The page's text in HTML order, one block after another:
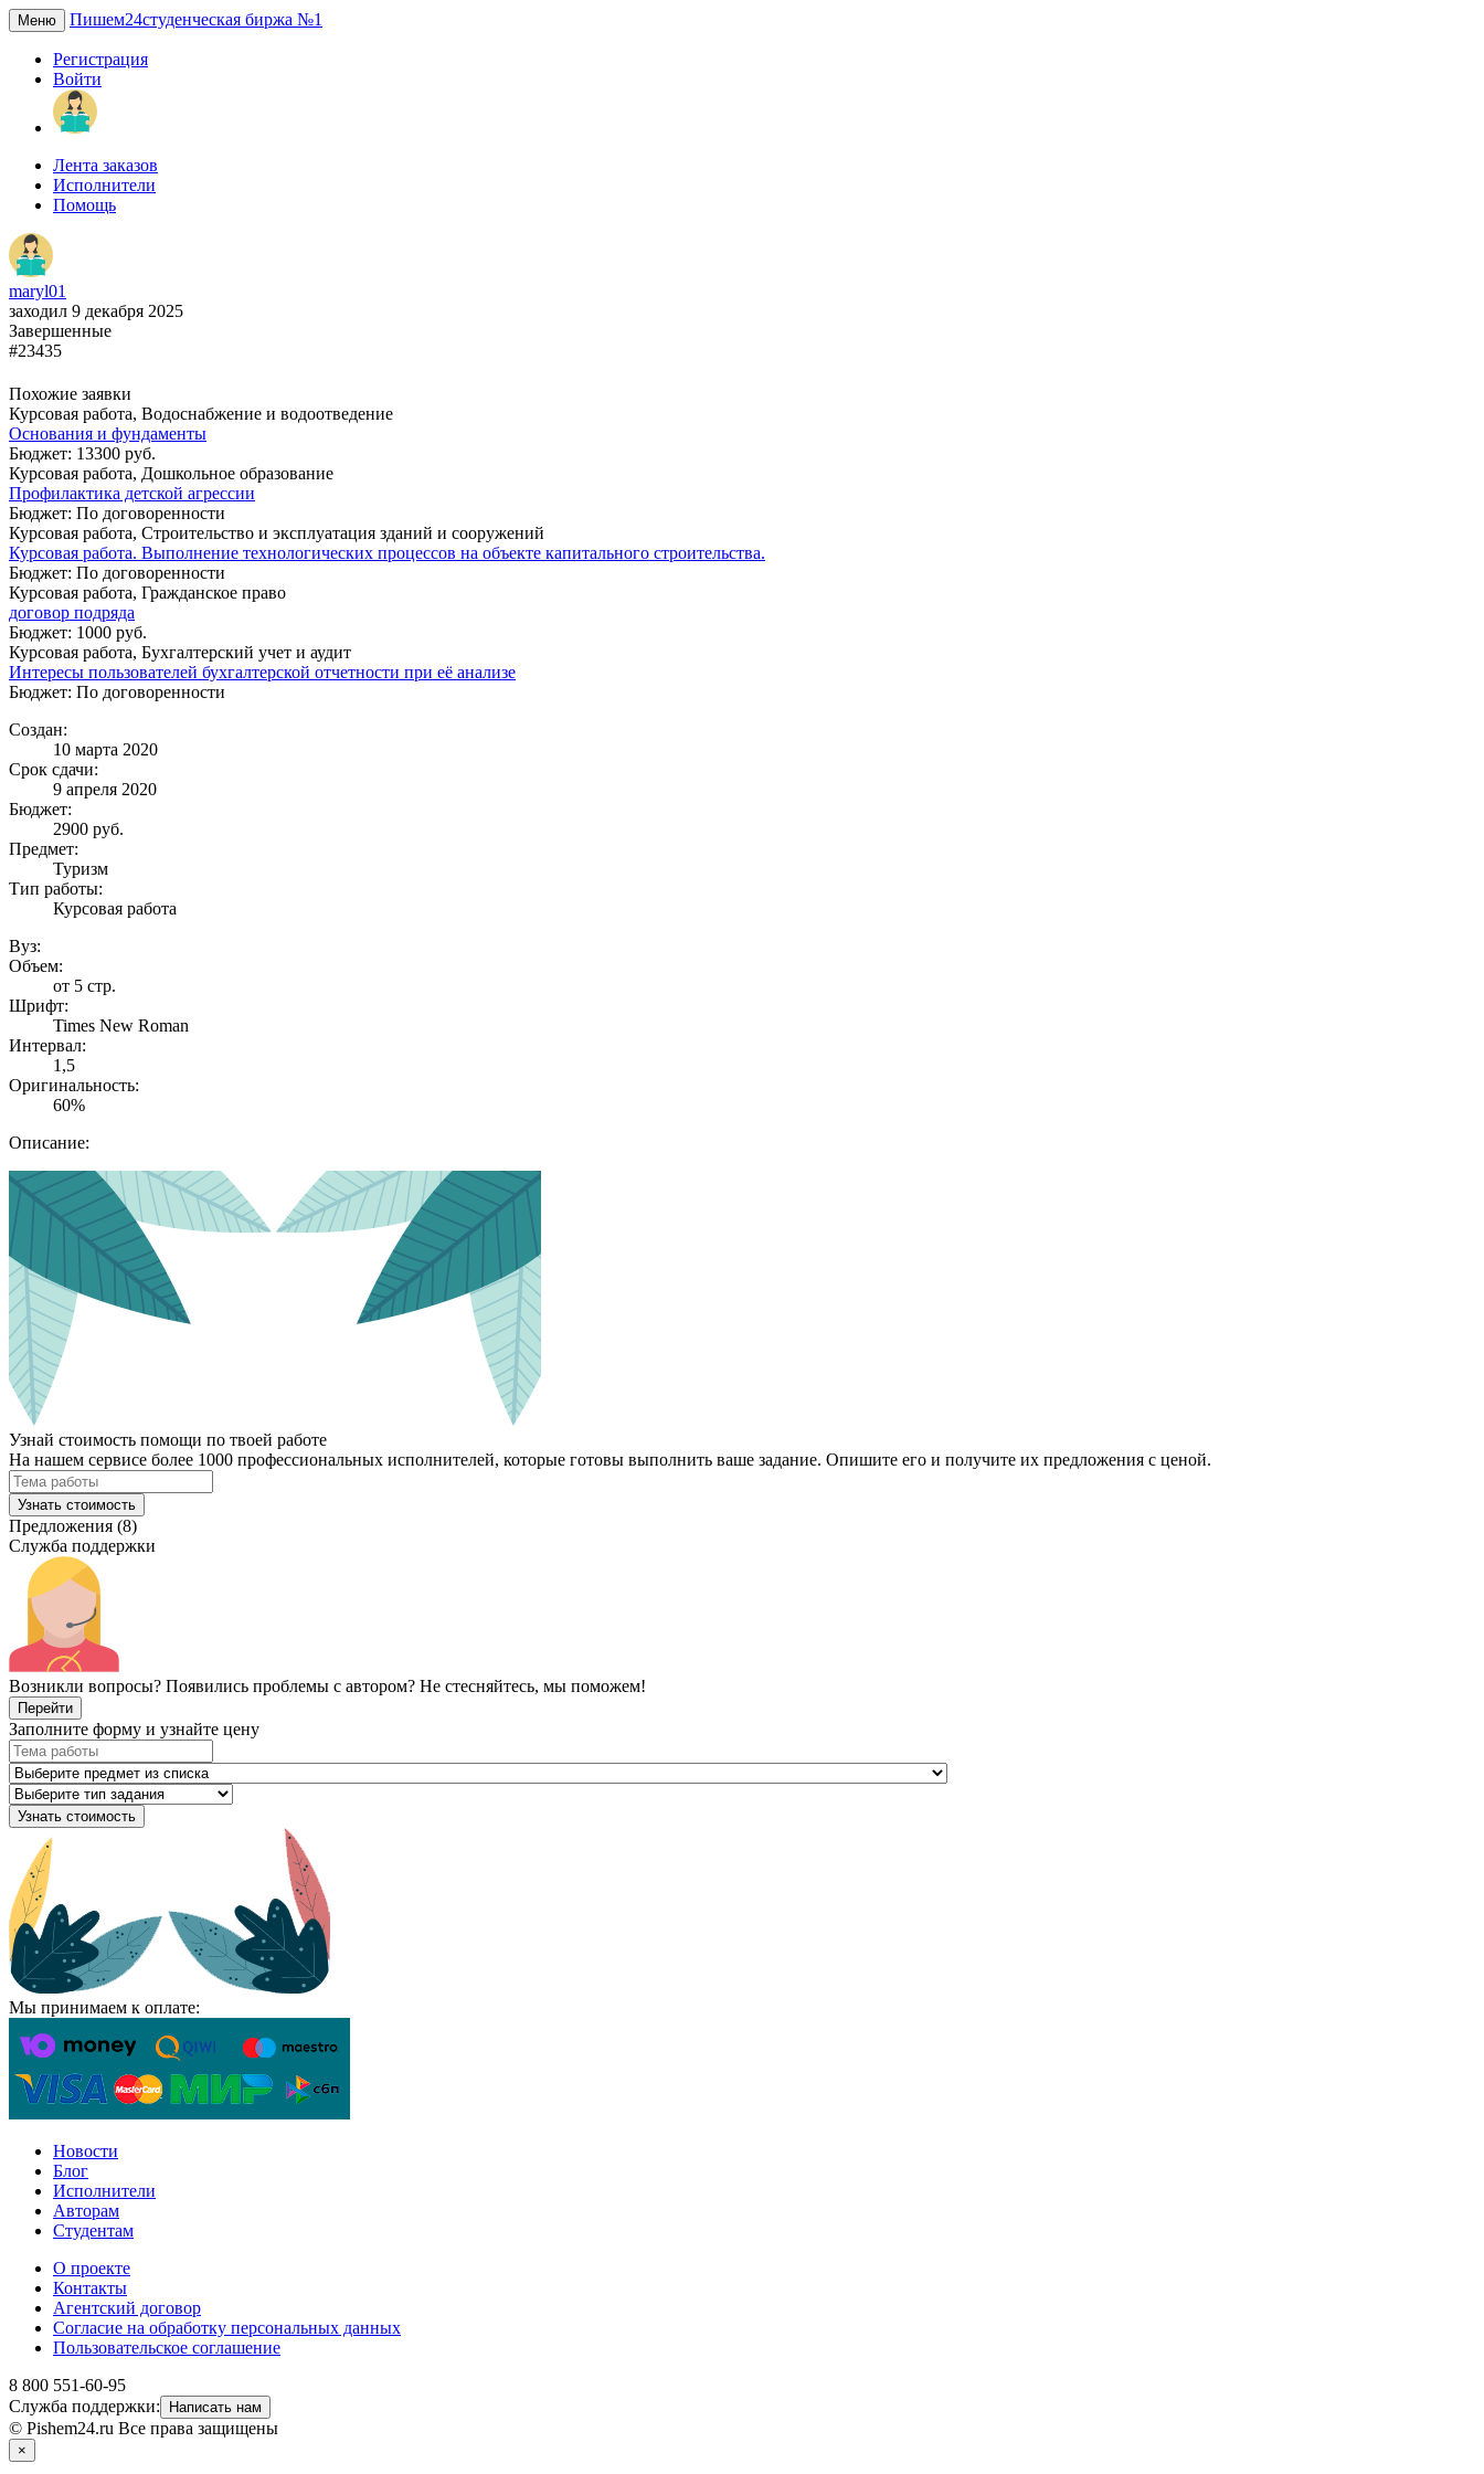
Меню Пишем24студенческая биржа №1
Регистрация
Войти
Лента заказов
Исполнители
Помощь
maryl01
заходил 9 декабря 2025
Завершенные
#23435
Похожие заявки
Курсовая работа, Водоснабжение и водоотведение
Основания и фундаменты
Бюджет: 13300 руб.
Курсовая работа, Дошкольное образование
Профилактика детской агрессии
Бюджет: По договоренности
Курсовая работа, Строительство и эксплуатация зданий и сооружений
Курсовая работа. Выполнение технологических процессов на объекте капитального строительства.
Бюджет: По договоренности
Курсовая работа, Гражданское право
договор подряда
Бюджет: 1000 руб.
Курсовая работа, Бухгалтерский учет и аудит
Интересы пользователей бухгалтерской отчетности при её анализе
Бюджет: По договоренности
Создан:
10 марта 2020
Срок сдачи:
9 апреля 2020
Бюджет:
2900 руб.
Предмет:
Туризм
Тип работы:
Курсовая работа
Вуз:
Объем:
от 5 стр.
Шрифт:
Times New Roman
Интервал:
1,5
Оригинальность:
60%
Описание:
Узнай стоимость помощи по твоей работе
На нашем сервисе более 1000 профессиональных исполнителей, которые готовы выполнить ваше задание. Опишите его и получите их предложения с ценой.
Узнать стоимость
Предложения (8)
Служба поддержки
Возникли вопросы? Появились проблемы с автором? Не стесняйтесь, мы поможем!
Перейти
Заполните форму и узнайте цену
Узнать стоимость
Мы принимаем к оплате:
Новости
Блог
Исполнители
Авторам
Студентам
О проекте
Контакты
Агентский договор
Согласие на обработку персональных данных
Пользовательское соглашение
8 800 551-60-95
Служба поддержки:
Написать нам
© Pishem24.ru Все права защищены
×